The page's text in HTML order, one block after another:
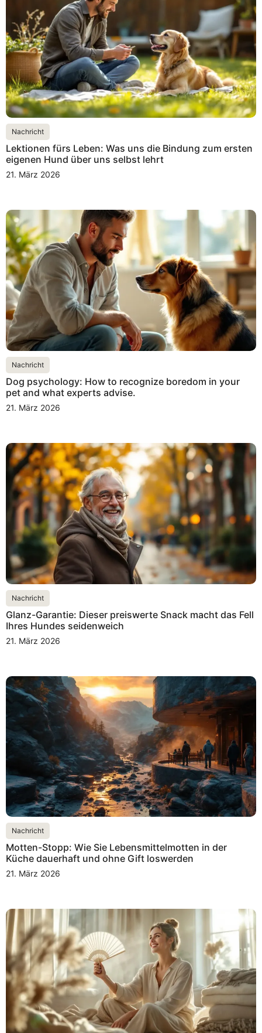
Nachricht
Lektionen fürs Leben: Was uns die Bindung zum ersten
eigenen Hund über uns selbst lehrt
21. März 2026
Nachricht
Dog psychology: How to recognize boredom in your
pet and what experts advise.
21. März 2026
Nachricht
Glanz-Garantie: Dieser preiswerte Snack macht das Fell
Ihres Hundes seidenweich
21. März 2026
Nachricht
Motten-Stopp: Wie Sie Lebensmittelmotten in der
Küche dauerhaft und ohne Gift loswerden
21. März 2026